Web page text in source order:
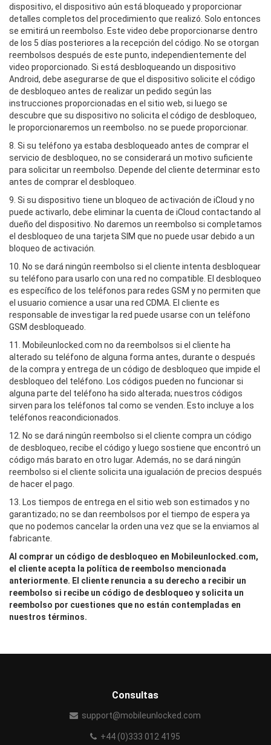
dispositivo, el dispositivo aún está bloqueado y proporcionar
detalles completos del procedimiento que realizó. Solo entonces
se emitirá un reembolso. Este video debe proporcionarse dentro
de los 5 días posteriores a la recepción del código. No se otorgan
reembolsos después de este punto, independientemente del
video proporcionado. Si está desbloqueando un dispositivo
Android, debe asegurarse de que el dispositivo solicite el código
de desbloqueo antes de realizar un pedido según las
instrucciones proporcionadas en el sitio web, si luego se
descubre que su dispositivo no solicita el código de desbloqueo,
le proporcionaremos un reembolso. no se puede proporcionar.
8. Si su teléfono ya estaba desbloqueado antes de comprar el
servicio de desbloqueo, no se considerará un motivo suficiente
para solicitar un reembolso. Depende del cliente determinar esto
antes de comprar el desbloqueo.
9. Si su dispositivo tiene un bloqueo de activación de iCloud y no
puede activarlo, debe eliminar la cuenta de iCloud contactando al
dueño del dispositivo. No daremos un reembolso si completamos
el desbloqueo de una tarjeta SIM que no puede usar debido a un
bloqueo de activación.
10. No se dará ningún reembolso si el cliente intenta desbloquear
su teléfono para usarlo con una red no compatible. El desbloqueo
es específico de los teléfonos para redes GSM y no permiten que
el usuario comience a usar una red CDMA. El cliente es
responsable de investigar la red puede usarse con un teléfono
GSM desbloqueado.
11. Mobileunlocked.com no da reembolsos si el cliente ha
alterado su teléfono de alguna forma antes, durante o después
de la compra y entrega de un código de desbloqueo que impide el
desbloqueo del teléfono. Los códigos pueden no funcionar si
alguna parte del teléfono ha sido alterada; nuestros códigos
sirven para los teléfonos tal como se venden. Esto incluye a los
teléfonos reacondicionados.
12. No se dará ningún reembolso si el cliente compra un código
de desbloqueo, recibe el código y luego sostiene que encontró un
código más barato en otro lugar. Además, no se dará ningún
reembolso si el cliente solicita una igualación de precios después
de hacer el pago.
13. Los tiempos de entrega en el sitio web son estimados y no
garantizado; no se dan reembolsos por el tiempo de espera ya
que no podemos cancelar la orden una vez que se la enviamos al
fabricante.
Al comprar un código de desbloqueo en Mobileunlocked.com,
el cliente acepta la política de reembolso mencionada
anteriormente. El cliente renuncia a su derecho a recibir un
reembolso si recibe un código de desbloqueo y solicita un
reembolso por cuestiones que no están contempladas en
nuestros términos.
Consultas
support@mobileunlocked.com
+44 (0)333 012 4195